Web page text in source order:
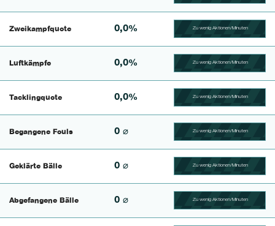
Zweikampfquote 0,0% Zu wenig Aktionen/Minuten
Luftkämpfe 0,0% Zu wenig Aktionen/Minuten
Tacklingquote 0,0% Zu wenig Aktionen/Minuten
Begangene Fouls 0 ⌀ Zu wenig Aktionen/Minuten
Geklärte Bälle 0 ⌀ Zu wenig Aktionen/Minuten
Abgefangene Bälle 0 ⌀ Zu wenig Aktionen/Minuten